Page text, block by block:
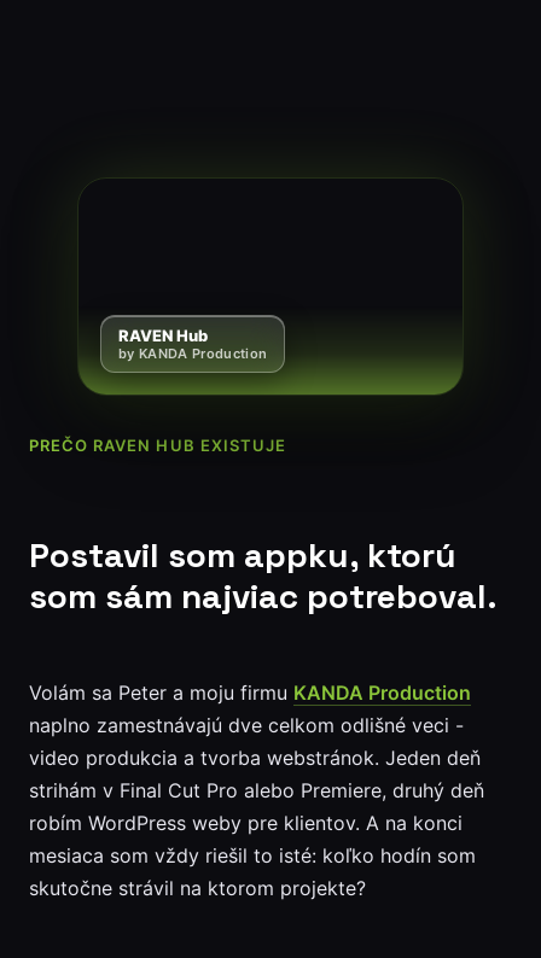
PREČO RAVEN HUB EXISTUJE
Postavil som appku, ktorú
som sám najviac potreboval.
RAVEN Hub
by KANDA Production
Volám sa Peter a moju firmu KANDA Production
naplno zamestnávajú dve celkom odlišné veci -
video produkcia a tvorba webstránok. Jeden deň
strihám v Final Cut Pro alebo Premiere, druhý deň
robím WordPress weby pre klientov. A na konci
mesiaca som vždy riešil to isté: koľko hodín som
skutočne strávil na ktorom projekte?